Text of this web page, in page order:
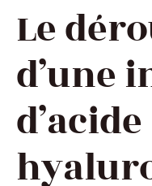
Le
d’une
d’acide